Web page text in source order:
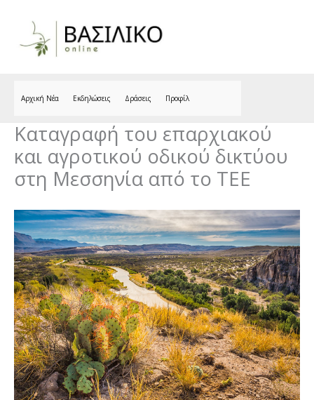
Αρχική Νέα Εκδηλώσεις Δράσεις Προφίλ
Καταγραφή του επαρχιακού
και αγροτικού οδικού δικτύου
στη Μεσσηνία από το ΤΕΕ